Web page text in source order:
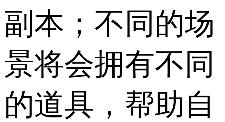
副本；不同的场
景将会拥有不同
的道具，帮助自